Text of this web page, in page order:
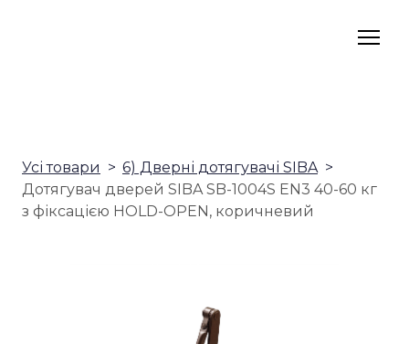
Усі товари
6) Дверні дотягувачі SIBA
Дотягувач дверей SIBA SB-1004S EN3 40-60 кг
з фіксацією HOLD-OPEN, коричневий